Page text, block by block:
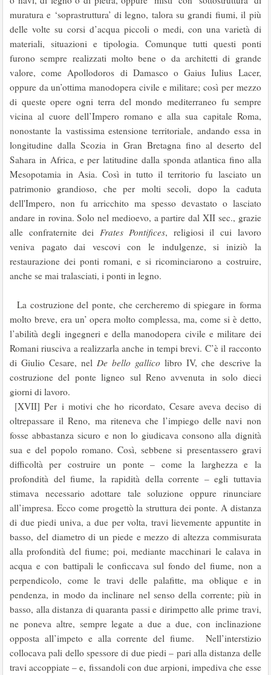
muratura e ‘soprastruttura’ di legno, talora su grandi fiumi, il più
delle volte su corsi d’acqua piccoli o medi, con una varietà di
materiali, situazioni e tipologia. Comunque tutti questi ponti
furono sempre realizzati molto bene o da architetti di grande
valore, come Apollodoros di Damasco o Gaius Iulius Lacer,
oppure da un’ottima manodopera civile e militare; così per mezzo
di queste opere ogni terra del mondo mediterraneo fu sempre
vicina al cuore dell’Impero romano e alla sua capitale Roma,
nonostante la vastissima estensione territoriale, andando essa in
longitudine dalla Scozia in Gran Bretagna fino al deserto del
Sahara in Africa, e per latitudine dalla sponda atlantica fino alla
Mesopotamia in Asia. Così in tutto il territorio fu lasciato un
patrimonio grandioso, che per molti secoli, dopo la caduta
dell'Impero, non fu arricchito ma spesso devastato o lasciato
andare in rovina. Solo nel medioevo, a partire dal XII sec., grazie
alle confraternite dei Frates Pontifices, religiosi il cui lavoro
veniva pagato dai vescovi con le indulgenze, si iniziò la
restaurazione dei ponti romani, e si ricominciarono a costruire,
anche se mai tralasciati, i ponti in legno.
La costruzione del ponte, che cercheremo di spiegare in forma
molto breve, era un’ opera molto complessa, ma, come si è detto,
l’abilità degli ingegneri e della manodopera civile e militare dei
Romani riusciva a realizzarla anche in tempi brevi. C’è il racconto
di Giulio Cesare, nelDe bello gallicolibro IV, che descrive la
costruzione del ponte ligneo sul Reno avvenuta in solo dieci
giorni di lavoro.
[XVII] Per i motivi che ho ricordato, Cesare aveva deciso di
oltrepassare il Reno, ma riteneva che l’impiego delle navi non
fosse abbastanza sicuro e non lo giudicava consono alla dignità
sua e del popolo romano. Così, sebbene si presentassero gravi
difficoltà per costruire un ponte – come la larghezza e la
profondità del fiume, la rapidità della corrente – egli tuttavia
stimava necessario adottare tale soluzione oppure rinunciare
all’impresa. Ecco come progettò la struttura dei ponte. A distanza
di due piedi univa, a due per volta, travi lievemente appuntite in
basso, del diametro di un piede e mezzo di altezza commisurata
alla profondità del fiume; poi, mediante macchinari le calava in
acqua e con battipali le conficcava sul fondo del fiume, non a
perpendicolo, come le travi delle palafitte, ma oblique e in
pendenza, in modo da inclinare nel senso della corrente; più in
basso, alla distanza di quaranta passi e dirimpetto alle prime travi,
ne poneva altre, sempre legate a due a due, con inclinazione
opposta all’impeto e alla corrente del fiume. Nell’interstizio
collocava pali dello spessore di due piedi – pari alla distanza delle
travi accoppiate – e, fissandoli con due arpioni, impediva che esse